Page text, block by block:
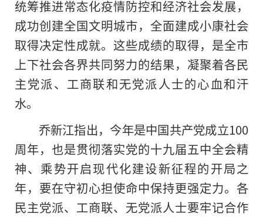
统筹推进常态化疫情防控和经济社会发展，
成功创建全国文明城市，全面建成小康社会
取得决定性成就。这些成绩的取得，是全市
上下社会各界共同努力的结果，凝聚着各民
主党派、工商联和无党派人士的心血和汗
水。
乔新江指出，今年是中国共产党成立100
周年，也是贯彻落实党的十九届五中全会精
神、乘势开启现代化建设新征程的开局之
年，要在守初心担使命中保持更强定力。各
民主党派、工商联、无党派人士要牢记合作